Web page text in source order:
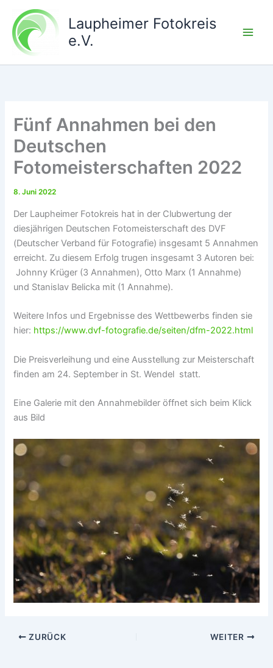
Inhalt
springen
Laupheimer Fotokreis
e.V.
Fünf Annahmen bei den
Deutschen
Fotomeisterschaften 2022
8. Juni 2022
Der Laupheimer Fotokreis hat in der Clubwertung der
diesjährigen Deutschen Fotomeisterschaft des DVF
(Deutscher Verband für Fotografie) insgesamt 5 Annahmen
erreicht. Zu diesem Erfolg trugen insgesamt 3 Autoren bei:
Johnny Krüger (3 Annahmen), Otto Marx (1 Annahme)
und Stanislav Belicka mit (1 Annahme).
Weitere Infos und Ergebnisse des Wettbewerbs finden sie
hier: https://www.dvf-fotografie.de/seiten/dfm-2022.html
Die Preisverleihung und eine Ausstellung zur Meisterschaft
finden am 24. September in St. Wendel statt.
Eine Galerie mit den Annahmebilder öffnet sich beim Klick
aus Bild
ZURÜCK WEITER